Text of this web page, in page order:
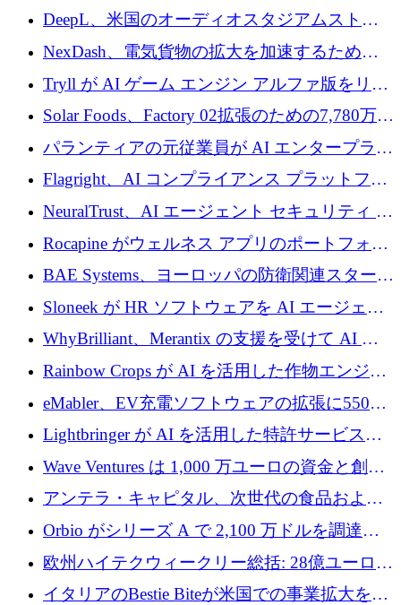
200 万ユーロを調達
DeepL、米国のオーディオスタジアムストリ
ーミング事業Mixhaloを買収
NexDash、電気貨物の拡大を加速するために
EIT Urban Mobilityから250万ユーロを確保
Tryll が AI ゲーム エンジン アルファ版をリリ
ースし、60 万ドルのプレシード資金を確保
Solar Foods、Factory 02拡張のための7,780万ユ
ーロの資金調達パッケージを獲得
パランティアの元従業員が AI エンタープライ
ズ スタートアップの Conduct に 6,000 万ドル
を調達
Flagright、AI コンプライアンス プラットフォ
ームを拡張するためにシリーズ A で 1,250 万
ドルを確保
NeuralTrust、AI エージェント セキュリティ プ
ラットフォームの拡張に 2,000 万ドルを調達
Rocapine がウェルネス アプリのポートフォリ
オを拡大するためにシリーズ A で 1,300 万ド
ルを調達
BAE Systems、ヨーロッパの防衛関連スタート
アップの規模拡大を支援するために 5,000 万
ユーロの支援を開始
Sloneek が HR ソフトウェアを AI エージェン
トに変えるために 600 万ドルを調達
WhyBrilliant、Merantix の支援を受けて AI 求
人マッチングを拡大するために 100 万ユーロ
Rainbow Crops が AI を活用した作物エンジニ
アリングを拡張するために 970 万ユーロを調
eMabler、EV充電ソフトウェアの拡張に550万
ユーロを確保
Lightbringer が AI を活用した特許サービスを
拡大するために 1,000 万ドルを調達
Wave Ventures は 1,000 万ユーロの資金と創設
者補助金で 10 周年を迎える
アンテラ・キャピタル、次世代の食品および
アグリテクノロジーのイノベーションを支援
するファンド III の初回クローズ額が 1 億ドル
に到達
Orbio がシリーズ A で 2,100 万ドルを調達、
AI 労働力管理を世界の最前線の労働者に提供
欧州ハイテクウィークリー総括: 28億ユーロの
取引と5月のハイライト
イタリアのBestie Biteが米国での事業拡大を加